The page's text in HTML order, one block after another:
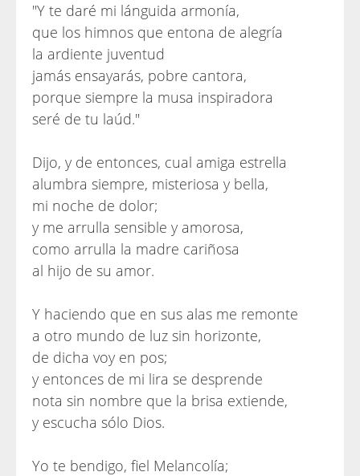
"Y te daré mi lánguida armonía,
que los himnos que entona de alegría
la ardiente juventud
jamás ensayarás, pobre cantora,
porque siempre la musa inspiradora
seré de tu laúd."
Dijo, y de entonces, cual amiga estrella
alumbra siempre, misteriosa y bella,
mi noche de dolor;
y me arrulla sensible y amorosa,
como arrulla la madre cariñosa
al hijo de su amor.
Y haciendo que en sus alas me remonte
a otro mundo de luz sin horizonte,
de dicha voy en pos;
y entonces de mi lira se desprende
nota sin nombre que la brisa extiende,
y escucha sólo Dios.
Yo te bendigo, fiel Melancolía;